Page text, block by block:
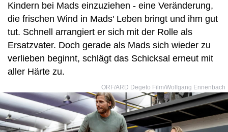
Kindern bei Mads einzuziehen - eine Veränderung,
die frischen Wind in Mads' Leben bringt und ihm gut
tut. Schnell arrangiert er sich mit der Rolle als
Ersatzvater. Doch gerade als Mads sich wieder zu
verlieben beginnt, schlägt das Schicksal erneut mit
aller Härte zu.
ORF/ARD Degeto Film/Wolfgang Ennenbach